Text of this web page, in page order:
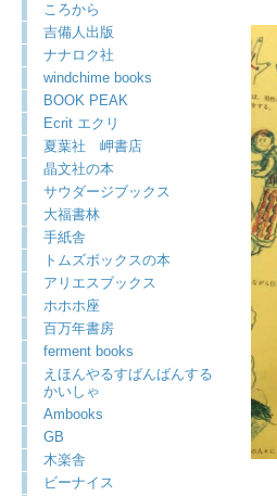
ころから
吉備人出版
ナナロク社
windchime books
BOOK PEAK
Ecrit エクリ
夏葉社 岬書店
晶文社の本
サウダージブックス
大福書林
手紙舎
トムズボックスの本
アリエスブックス
ホホホ座
百万年書房
ferment books
えほんやるすばんばんする
かいしゃ
Ambooks
GB
木楽舎
ビーナイス